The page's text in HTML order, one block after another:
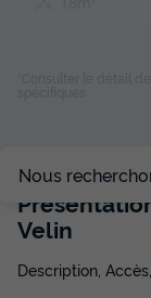
du12/09/
Meilleur prix
Modifier les dates
Nous
Velin
Description,